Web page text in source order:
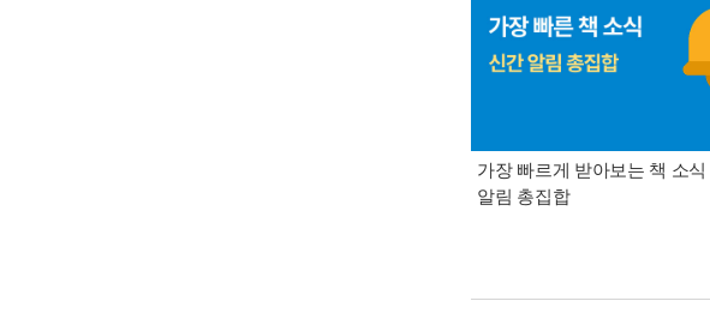
가장 빠르게 받아보는 책 소
알림 총집합